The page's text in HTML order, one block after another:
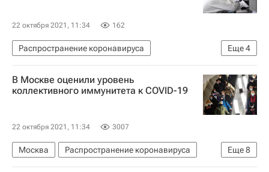
22 октября 2021, 11:34 162
Еще4
Распространение коронавируса
Московская область (Подмосковье)
Москва
Здоровье - Общество
Россия
В Москве оценили уровень
коллективного иммунитета к COVID-19
22 октября 2021, 11:34 3007
Еще8
Москва
Распространение коронавируса
Общество
Вакцинация